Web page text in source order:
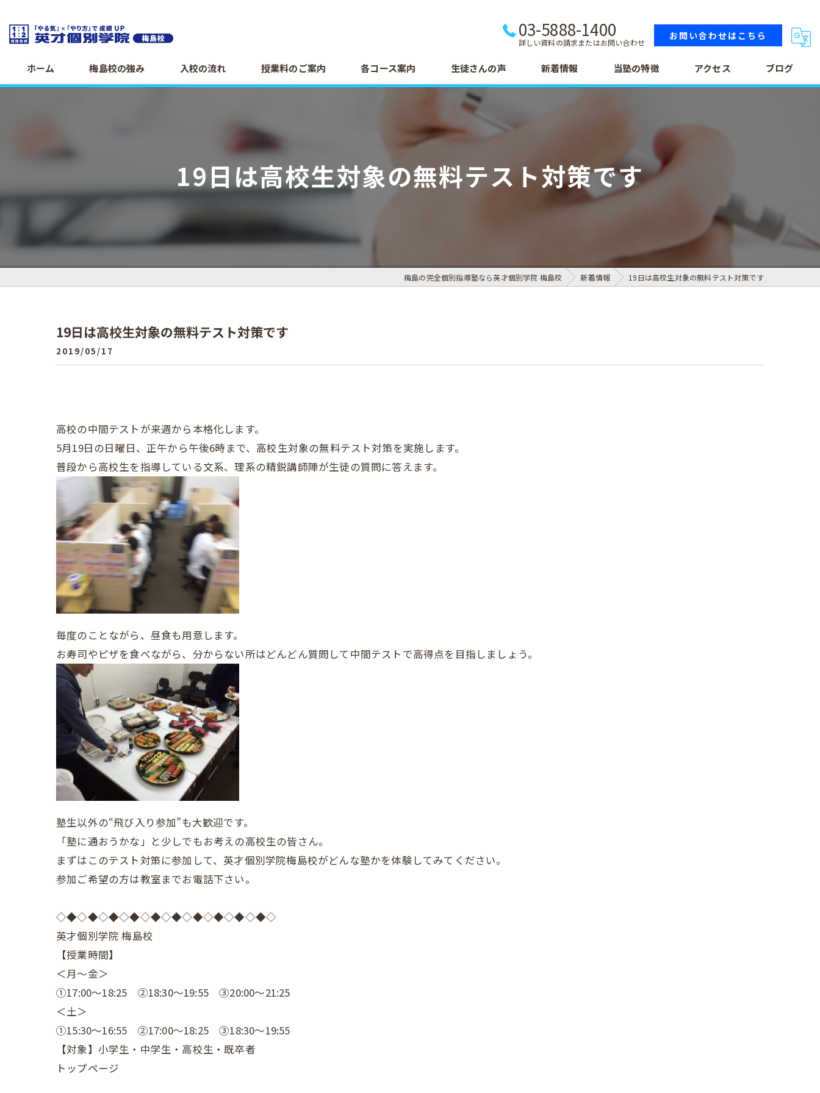
03-5888-1400
詳しい資料の請求またはお問い合わせ
お問い合わせはこちら
ホーム 梅島校の強み 入校の流れ 授業料のご案内 各コース案内 生徒さんの声 新着情報 当塾の特徴
高校生
テスト
アクセス ブログ
19日は高校生対象の無料テスト対策です
梅島の完全個別指導塾なら英才個別学院 梅島校 新着情報 19日は高校生対象の無料テスト対策です
19日は高校生対象の無料テスト対策です
2019/05/17
高校の中間テストが来週から本格化します。
5月19日の日曜日、正午から午後6時まで、高校生対象の無料テスト対策を実施します。
普段から高校生を指導している文系、理系の精鋭講師陣が生徒の質問に答えます。
毎度のことながら、昼食も用意します。
お寿司やピザを食べながら、分からない所はどんどん質問して中間テストで高得点を目指しましょう。
塾生以外の“飛び入り参加”も大歓迎です。
「塾に通おうかな」と少しでもお考えの高校生の皆さん。
まずはこのテスト対策に参加して、英才個別学院梅島校がどんな塾かを体験してみてください。
参加ご希望の方は教室までお電話下さい。
◇◆◇◆◇◆◇◆◇◆◇◆◇◆◇◆◇◆◇◆◇
英才個別学院 梅島校
【授業時間】
＜月～金＞
①17:00～18:25 ②18:30～19:55 ③20:00～21:25
＜土＞
①15:30～16:55 ②17:00～18:25 ③18:30～19:55
【対象】小学生・中学生・高校生・既卒者
トップページ